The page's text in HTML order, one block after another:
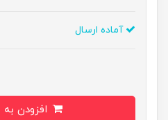
آماده ارسال